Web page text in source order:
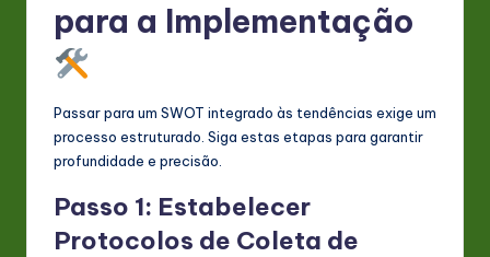
para a Implementação
Passar para um SWOT integrado às tendências exige um
processo estruturado. Siga estas etapas para garantir
profundidade e precisão.
Passo 1: Estabelecer
Protocolos de Coleta de